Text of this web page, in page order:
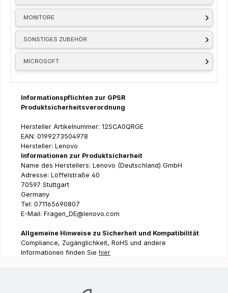
MONITORE
SONSTIGES ZUBEHÖR
MICROSOFT
Informationspflichten zur GPSR
Produktsicherheitsverordnung
Hersteller Artikelnummer: 12SCA0QRGE
EAN: 0199273504978
Hersteller: Lenovo
Informationen zur Produktsicherheit
Name des Herstellers: Lenovo (Deutschland) GmbH
Adresse: Löffelstraße 40
70597 Stuttgart
Germany
Tel: 071165690807
E-Mail: Fragen_DE@lenovo.com
Allgemeine Hinweise zu Sicherheit und Kompatibilität
Compliance, Zugänglichkeit, RoHS und andere
Informationen finden Sie hier